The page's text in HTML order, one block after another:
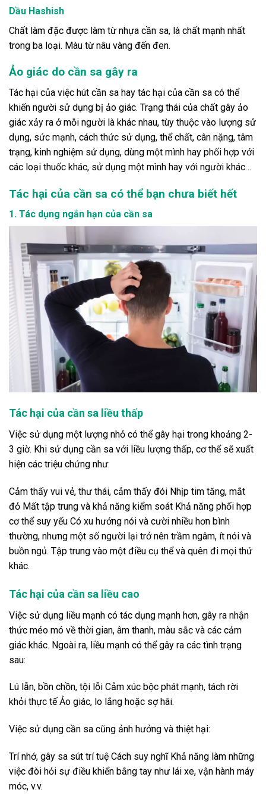
Dầu Hashish
Chất làm đặc được làm từ nhựa cần sa, là chất mạnh nhất
trong ba loại. Màu từ nâu vàng đến đen.
Ảo giác do cần sa gây ra
Tác hại của việc hút cần sa hay tác hại của cần sa có thể
khiến người sử dụng bị ảo giác. Trạng thái của chất gây ảo
giác xảy ra ở mỗi người là khác nhau, tùy thuộc vào lượng sử
dụng, sức mạnh, cách thức sử dụng, thể chất, cân nặng, tâm
trạng, kinh nghiệm sử dụng, dùng một mình hay phối hợp với
các loại thuốc khác, sử dụng một mình hay với người khác…
Tác hại của cần sa có thể bạn chưa biết hết
1. Tác dụng ngắn hạn của cần sa
Tác hại của cần sa liều thấp
Việc sử dụng một lượng nhỏ có thể gây hại trong khoảng 2-
3 giờ. Khi sử dụng cần sa với liều lượng thấp, cơ thể sẽ xuất
hiện các triệu chứng như:
Cảm thấy vui vẻ, thư thái, cảm thấy đói Nhịp tim tăng, mắt
đỏ Mất tập trung và khả năng kiểm soát Khả năng phối hợp
cơ thể suy yếu Có xu hướng nói và cười nhiều hơn bình
thường, nhưng một số người lại trở nên trầm ngâm, ít nói và
buồn ngủ. Tập trung vào một điều cụ thể và quên đi mọi thứ
khác.
Tác hại của cần sa liều cao
Việc sử dụng liều mạnh có tác dụng mạnh hơn, gây ra nhận
thức méo mó về thời gian, âm thanh, màu sắc và các cảm
giác khác. Ngoài ra, liều mạnh có thể gây ra các tình trạng
sau:
Lú lẫn, bồn chồn, tội lỗi Cảm xúc bộc phát mạnh, tách rời
khỏi thực tế Ảo giác, lo lắng hoặc sợ hãi.
Việc sử dụng cần sa cũng ảnh hưởng và thiệt hại:
Trí nhớ, gây sa sút trí tuệ Cách suy nghĩ Khả năng làm những
việc đòi hỏi sự điều khiển bằng tay như lái xe, vận hành máy
móc, v.v.